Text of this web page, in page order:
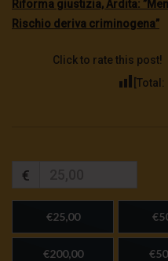
Riforma giustizia, Ardita:
Rischio deriva criminogena’’
Click to rate this post!
[Total:
€
€25,00
€200,00